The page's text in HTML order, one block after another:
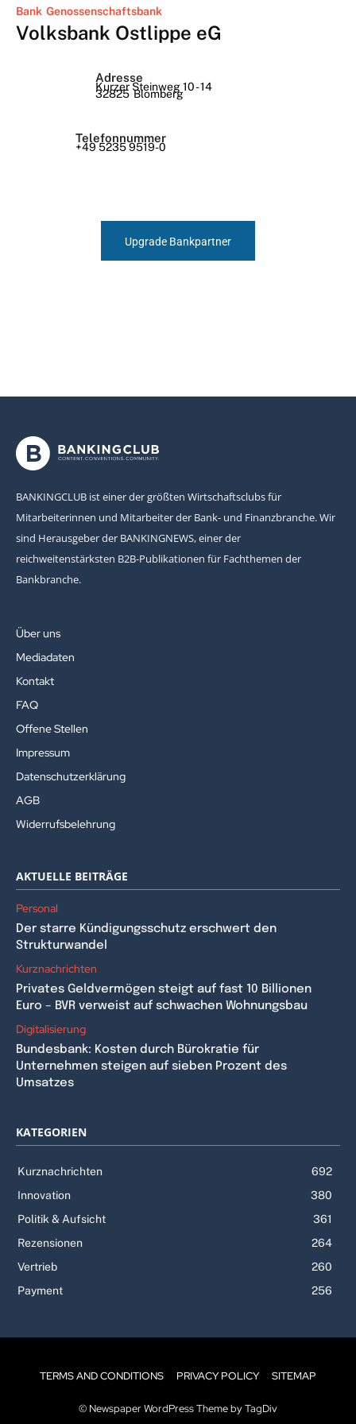
Bank Genossenschaftsbank
Volksbank Ostlippe eG
Adresse
Kurzer Steinweg 10 - 14
32825 Blomberg
Telefonnummer
+49 5235 9519-0
Upgrade Bankpartner
BANKINGCLUB ist einer der größten Wirtschaftsclubs für
Mitarbeiterinnen und Mitarbeiter der Bank- und Finanzbranche. Wir
sind Herausgeber der BANKINGNEWS, einer der
reichweitenstärksten B2B-Publikationen für Fachthemen der
Bankbranche.
Über uns
Mediadaten
Kontakt
FAQ
Offene Stellen
Impressum
Datenschutzerklärung
AGB
Widerrufsbelehrung
AKTUELLE BEITRÄGE
Personal
Der starre Kündigungsschutz erschwert den
Strukturwandel
Kurznachrichten
Privates Geldvermögen steigt auf fast 10 Billionen
Euro – BVR verweist auf schwachen Wohnungsbau
Digitalisierung
Bundesbank: Kosten durch Bürokratie für
Unternehmen steigen auf sieben Prozent des
Umsatzes
KATEGORIEN
Kurznachrichten
692
Innovation
380
Politik & Aufsicht
361
Rezensionen
264
Vertrieb
260
Payment
256
TERMS AND CONDITIONS PRIVACY POLICY SITEMAP
© Newspaper WordPress Theme by TagDiv